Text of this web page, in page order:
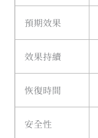
預期效果
效果持續
恢復時間
安全性